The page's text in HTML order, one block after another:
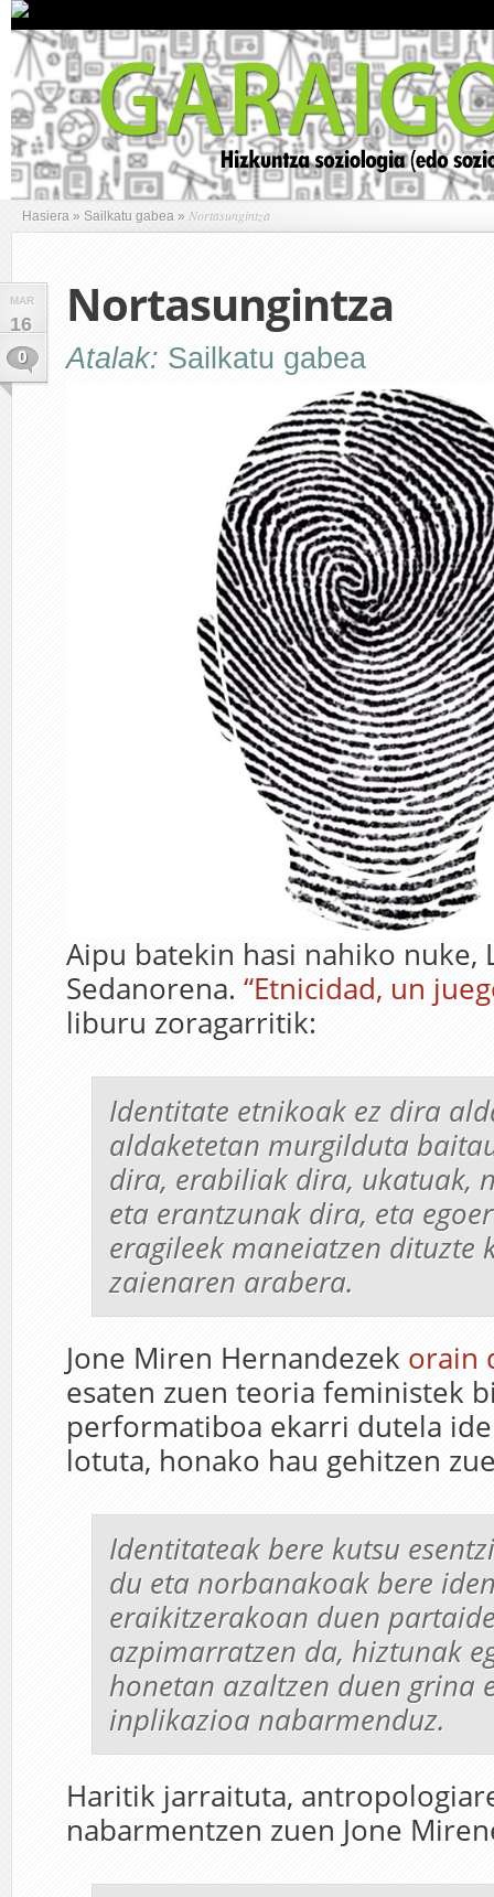
Hasiera » Sailkatu gabea » Nortasungintza
MAR
16
0
Nortasungintza
Atalak: Sailkatu gabea
Aipu batekin hasi nahiko nuke,
Sedanorena. “Etnicidad, un
liburu zoragarritik:
Identitate etnikoak ez dira
aldaketetan murgilduta
dira, erabiliak dira, ukatuak,
eta erantzunak dira, eta
eragileek maneiatzen dituzte
zaienaren arabera.
Jone Miren Hernandezek orain
esaten zuen teoria feministek
performatiboa ekarri dutela
lotuta, honako hau gehitzen
Identitateak bere kutsu
du eta norbanakoak bere
eraikitzerakoan duen
azpimarratzen da, hiztunak
honetan azaltzen duen grina
inplikazioa nabarmenduz.
Haritik jarraituta,
nabarmentzen zuen Jone